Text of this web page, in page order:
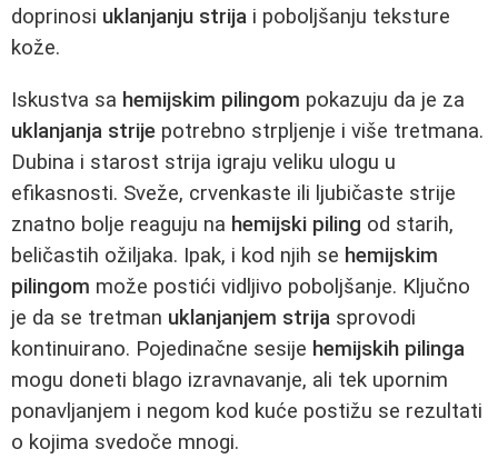
doprinosi uklanjanju strija i poboljšanju teksture
kože.
Iskustva sa hemijskim pilingom pokazuju da je za
uklanjanja strije potrebno strpljenje i više tretmana.
Dubina i starost strija igraju veliku ulogu u
efikasnosti. Sveže, crvenkaste ili ljubičaste strije
znatno bolje reaguju na hemijski piling od starih,
beličastih ožiljaka. Ipak, i kod njih se hemijskim
pilingom može postići vidljivo poboljšanje. Ključno
je da se tretman uklanjanjem strija sprovodi
kontinuirano. Pojedinačne sesije hemijskih pilinga
mogu doneti blago izravnavanje, ali tek upornim
ponavljanjem i negom kod kuće postižu se rezultati
o kojima svedoče mnogi.